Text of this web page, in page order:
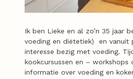
Ik ben Lieke en al zo’n 35 jaar
voeding en diëtetiek) en vanuit
interesse bezig met voeding.
kookcursussen en – workshops
informatie over voeding en